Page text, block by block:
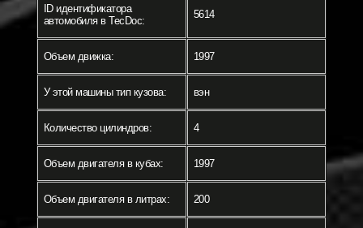
ID идентификатора
автомобиля в TecDoc:
5614
Объем движка: 1997
У этой машины тип кузова: вэн
Количество цилиндров: 4
Объем двигателя в кубах: 1997
Объем двигателя в литрах: 200